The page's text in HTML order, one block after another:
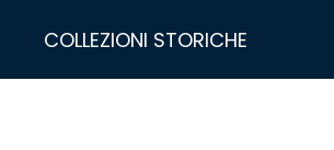
COLLEZIONI STORICHE